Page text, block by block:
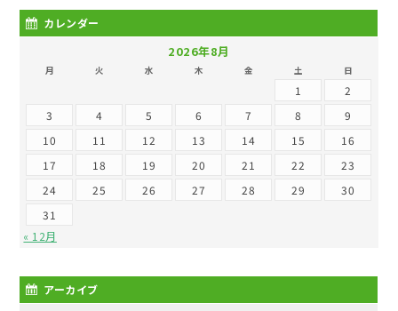
カレンダー
2026年8月
月 火 水 木 金 土 日
1
2
3
4 5 6 7 8
9
10
11 12 13 14 15
16
17
18 19 20 21 22
23
24
25 26 27 28 29
30
31
« 12月
アーカイブ